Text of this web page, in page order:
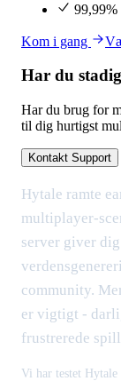
99,99%
Kom i gang
Har du
Har du brug for
til dig hurtigst
Kontakt Support
Hytale ramte
multiplayer-
server giver
community.
er vigtigt -
frustrerede
Vi har testet Hytale